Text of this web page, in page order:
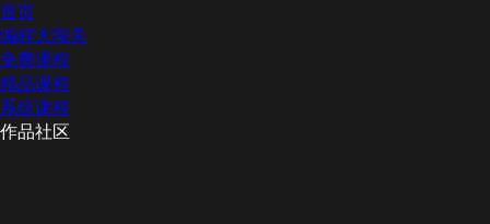
首页
编程大闯关
免费课程
精品课程
系统课程
作品社区